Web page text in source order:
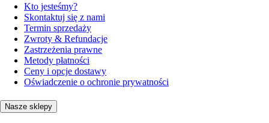
Kto jesteśmy?
Skontaktuj się z nami
Termin sprzedaży
Zwroty & Refundacje
Zastrzeżenia prawne
Metody płatności
Ceny i opcje dostawy
Oświadczenie o ochronie prywatności
Nasze sklepy